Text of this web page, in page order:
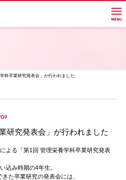
学科卒業研究発表会」が行われました
研究発表会」が行われました
よる「第1回 管理栄養学科卒業研究発表
込み時期の4年生。
た卒業研究の発表会には、